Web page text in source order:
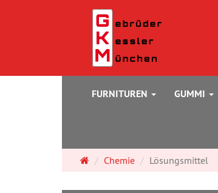
FURNITUREN GUMMI
Startseite
Chemie Lösungsmittel